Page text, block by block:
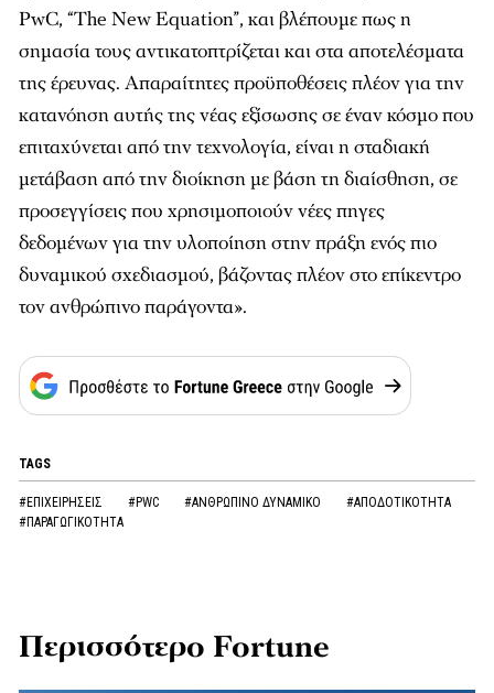
PwC, “The New Equation”, και βλέπουμε πως η
σημασία τους αντικατοπτρίζεται και στα αποτελέσματα
της έρευνας. Απαραίτητες προϋποθέσεις πλέον για την
κατανόηση αυτής της νέας εξίσωσης σε έναν κόσμο που
επιταχύνεται από την τεχνολογία, είναι η σταδιακή
μετάβαση από την διοίκηση με βάση τη διαίσθηση, σε
προσεγγίσεις που χρησιμοποιούν νέες πηγες
δεδομένων για την υλοποίηση στην πράξη ενός πιο
δυναμικού σχεδιασμού, βάζοντας πλέον στο επίκεντρο
τον ανθρώπινο παράγοντα».
TAGS
#ΕΠΙΧΕΙΡΗΣΕΙΣ #PWC #ΑΝΘΡΩΠΙΝΟ ΔΥΝΑΜΙΚΟ
#ΑΠΟΔΟΤΙΚΟΤΗΤΑ
#ΠΑΡΑΓΩΓΙΚΟΤΗΤΑ
Περισσότερο Fortune